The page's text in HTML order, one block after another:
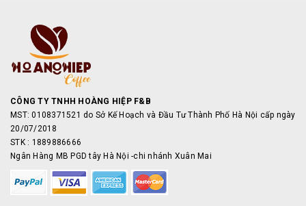
CÔNG TY TNHH HOÀNG HIỆP F&B
MST: 0108371521 do Sở Kế Hoạch và Đầu Tư Thành Phố Hà Nội cấp ngày
20/07/2018
STK : 1889886666
Ngân Hàng MB PGD tây Hà Nội -chi nhánh Xuân Mai